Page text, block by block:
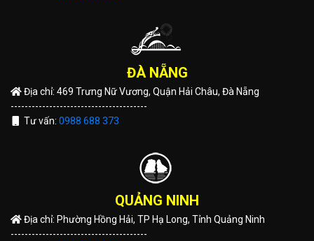
ĐÀ NẴNG
Địa chỉ: 469 Trưng Nữ Vương, Quận Hải Châu, Đà Nẵng
---------------------------------------
Tư vấn: 0988 688 373
QUẢNG NINH
Địa chỉ: Phường Hồng Hải, TP Hạ Long, Tỉnh Quảng Ninh
---------------------------------------